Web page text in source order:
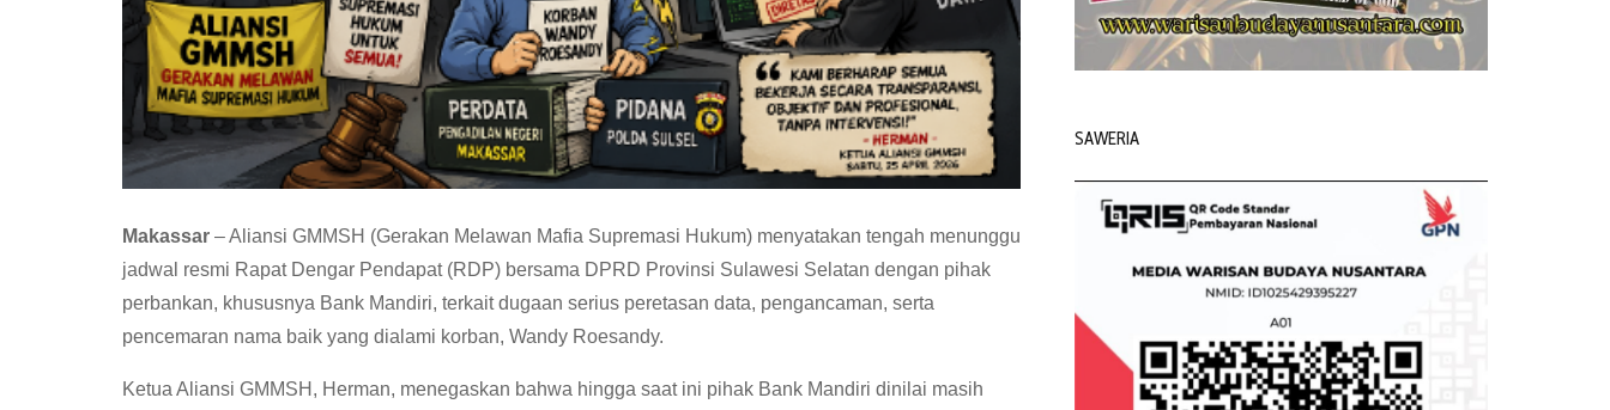
Makassar – Aliansi GMMSH (Gerakan Melawan Mafia Supremasi Hukum) menyatakan tengah menunggu
jadwal resmi Rapat Dengar Pendapat (RDP) bersama DPRD Provinsi Sulawesi Selatan dengan pihak
perbankan, khususnya Bank Mandiri, terkait dugaan serius peretasan data, pengancaman, serta
pencemaran nama baik yang dialami korban, Wandy Roesandy.
Ketua Aliansi GMMSH, Herman, menegaskan bahwa hingga saat ini pihak Bank Mandiri dinilai masih
SAWERIA